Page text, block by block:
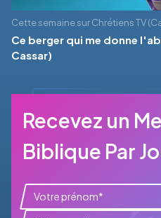
Cette semaine sur Chrétiens TV
Ce berger qui me donne
Cassar)
Recevez un
Biblique Par